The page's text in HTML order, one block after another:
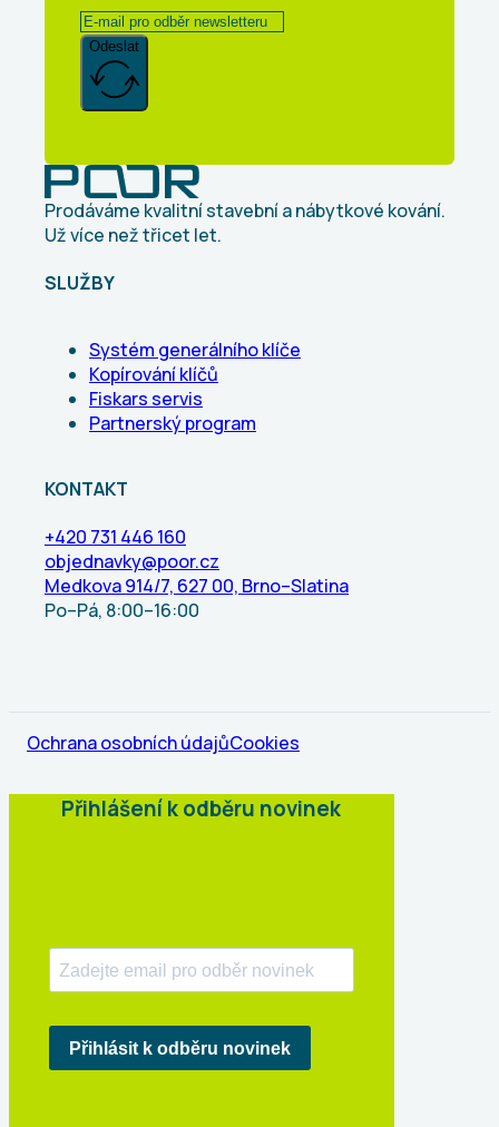
Odeslat
Prodáváme kvalitní stavební a nábytkové kování.
Už více než třicet let.
SLUŽBY
Systém generálního klíče
Kopírování klíčů
Fiskars servis
Partnerský program
KONTAKT
+420 731 446 160
objednavky@poor.cz
Medkova 914/7, 627 00, Brno–Slatina
Po–Pá, 8:00–16:00
Ochrana osobních údajůCookies
Přihlášení k odběru novinek